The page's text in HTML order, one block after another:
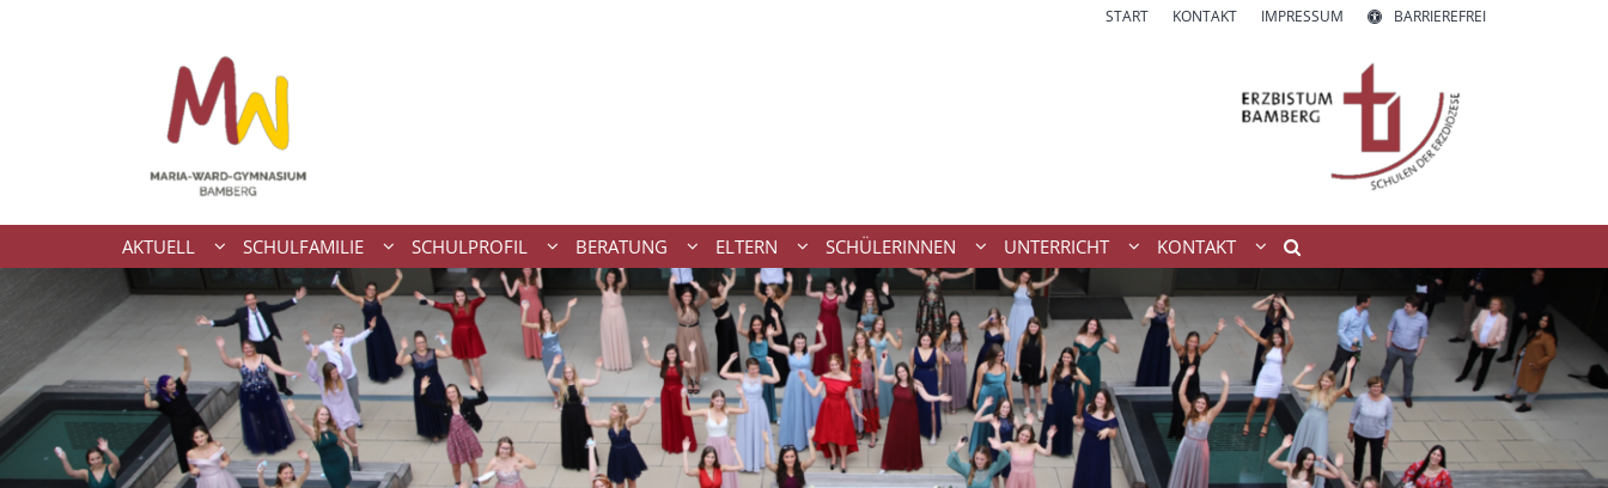
START KONTAKT IMPRESSUM BARRIEREFREI
AKTUELL SCHULFAMILIE SCHULPROFIL BERATUNG ELTERN SCHÜLERINNEN UNTERRICHT KONTAKT